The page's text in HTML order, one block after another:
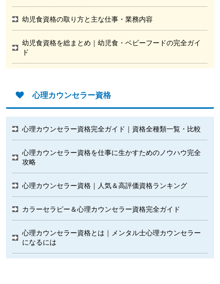
幼児食資格の取り方と主な仕事・業務内容
幼児食資格を総まとめ｜幼児食・ベビーフードの完全ガイ
ド
心理カウンセラー資格
心理カウンセラー資格完全ガイド｜資格全種類一覧・比較
心理カウンセラー資格を仕事に生かすためのノウハウ完全
攻略
心理カウンセラー資格｜人気＆高評価資格ランキング
カラーセラピー＆心理カウンセラー資格完全ガイド
心理カウンセラー資格とは｜メンタル士心理カウンセラー
になるには